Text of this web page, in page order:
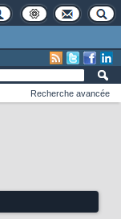
Recherche avancée